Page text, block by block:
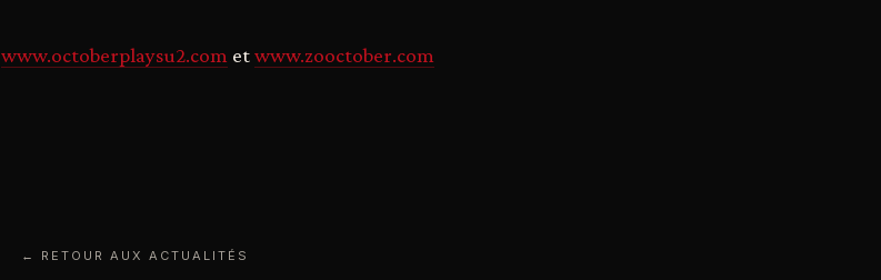
www.octoberplaysu2.com etwww.zooctober.com
← RETOUR AUX ACTUALITÉS